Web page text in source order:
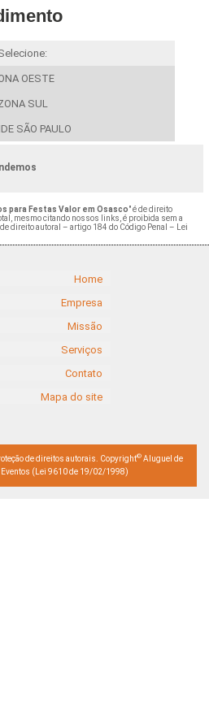
OESTE
SUL
SÃO PAULO
para Festas Valor em Osasco" é de direito
mesmo citando nossos links, é proibida sem a
direito autoral – artigo 184 do Código Penal – Lei
Home
Empresa
Missão
Serviços
Contato
Mapa do site
de direitos autorais. Copyright© Aluguel de
(Lei 9610 de 19/02/1998)